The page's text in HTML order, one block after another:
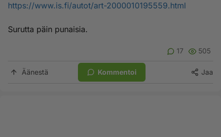
https://www.is.fi/autot/art-2000010195559.html
Surutta päin punaisia.
17 505
Äänestä Kommentoi Jaa